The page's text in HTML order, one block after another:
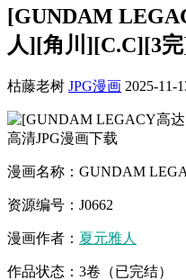
[GUNDAM
人][角川][C.C][3
枯藤老树 JPG漫画 2025-11-
漫画名称：GUNDAM
资源编号：J0662
漫画作者： 夏元雅人
作品状态：3卷（已完结）